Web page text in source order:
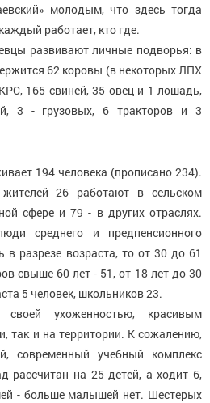
молодым, что здесь тогда
работает, кто где.
развивают личные подворья: в
62 коровы (в некоторых ЛПХ
165 свиней, 35 овец и 1 лошадь,
3 - грузовых, 6 тракторов и 3
194 человека (прописано 234).
26 работают в сельском
сфере и 79 - в других отраслях.
среднего и предпенсионного
в разрезе возраста, то от 30 до 61
свыше 60 лет - 51, от 18 лет до 30
5 человек, школьников 23.
своей ухоженностью, красивым
так и на территории. К сожалению,
современный учебный комплекс
рассчитан на 25 детей, а ходит 6,
- больше малышей нет. Шестерых